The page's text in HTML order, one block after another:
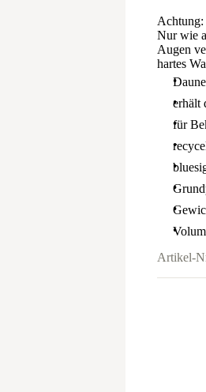
Nur wie
Augen
hartes
erhält
für
Artikel-